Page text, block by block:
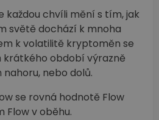
každou chvíli mění s tím, jak
světě dochází k mnoha
k volatilitě kryptoměn se
krátkého období výrazně
nebo dolů.
se rovná hodnotě Flow
Flow v oběhu.